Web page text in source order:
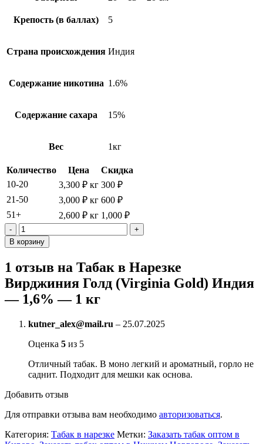
Крепость (в баллах) 5
Страна происхождения Индия
Содержание никотина 1.6%
Содержание сахара 15%
Вес 1кг
Количество Цена
Скидка
10-20
3,300 ₽ кг 300 ₽
21-50
3,000 ₽ кг 600 ₽
51+
2,600 ₽ кг 1,000 ₽
Количество
товара
Табак
Нарезке
Вирджиния
Голд
(Virginia
Индия
1,6%
В корзину
1 отзыв на Табак в Нарезке
Вирджиния Голд (Virginia Gold) Индия
— 1,6% — 1 кг
kutner_alex@mail.ru – 25.07.2025
Оценка 5 из 5
Отличный табак. В моно легкий и ароматный, горло не
саднит. Подходит для мешки как основа.
Добавить отзыв
Для отправки отзыва вам необходимо авторизоваться.
Категория: Табак в нарезке Метки: Заказать табак оптом в